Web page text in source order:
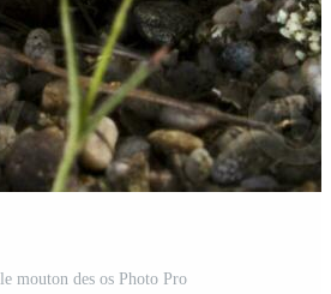
mouton des os Photo Pro